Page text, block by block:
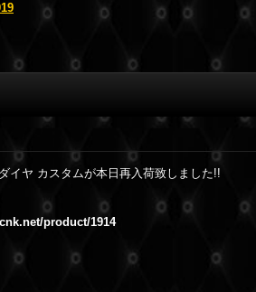
イヤ カスタムが本日再入荷致しました!!
product/1914